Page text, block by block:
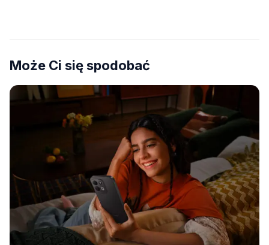
Może Ci się spodobać